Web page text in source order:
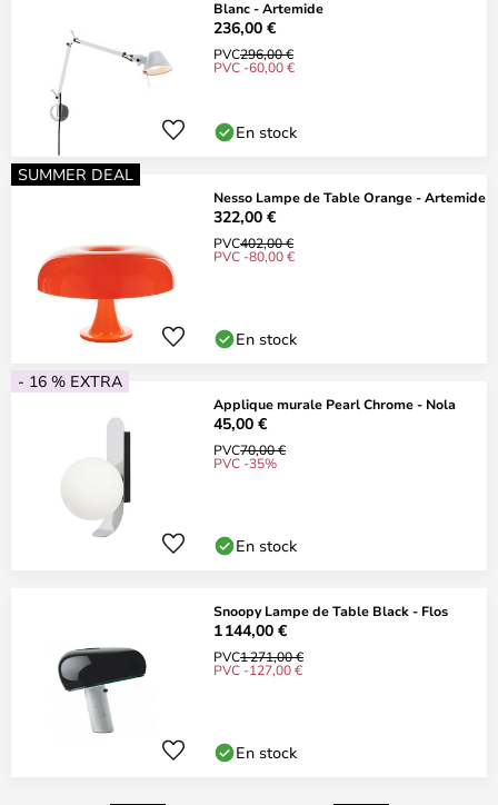
Blanc - Artemide
236,00 €
PVC296,00 €
PVC -60,00 €
En stock
SUMMER DEAL
Nesso Lampe de Table Orange - Artemide
322,00 €
PVC402,00 €
PVC -80,00 €
En stock
- 16 % EXTRA
Applique murale Pearl Chrome - Nola
45,00 €
PVC70,00 €
PVC -35%
En stock
Snoopy Lampe de Table Black - Flos
1 144,00 €
PVC1 271,00 €
PVC -127,00 €
En stock